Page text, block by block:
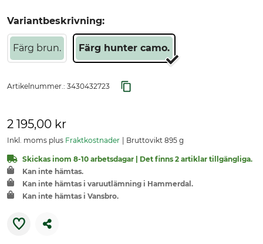
Variantbeskrivning:
Färg brun. Färg hunter camo.
Artikelnummer.: 3430432723
2 195,00 kr
Inkl. moms plus Fraktkostnader Bruttovikt 895 g
Skickas inom 8-10 arbetsdagar | Det finns 2 artiklar tillgängliga.
Kan inte hämtas.
Kan inte hämtas i varuutlämning i Hammerdal.
Kan inte hämtas i Vansbro.